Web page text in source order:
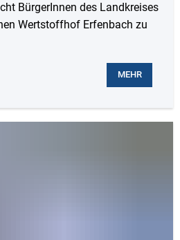
BürgerInnen des Landkreises
Wertstoffhof Erfenbach zu
MEHR